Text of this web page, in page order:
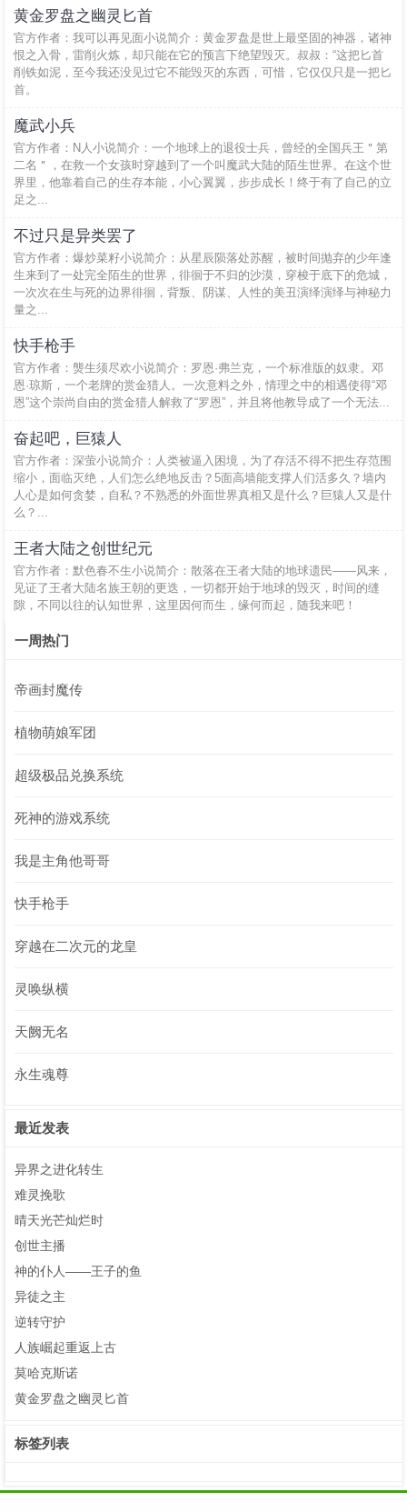
黄金罗盘之幽灵匕首
官方作者：我可以再见面小说简介：黄金罗盘是世上最坚固的神器，诸神
恨之入骨，雷削火炼，却只能在它的预言下绝望毁灭。叔叔：“这把匕首
削铁如泥，至今我还没见过它不能毁灭的东西，可惜，它仅仅只是一把匕
首。
魔武小兵
官方作者：N人小说简介：一个地球上的退役士兵，曾经的全国兵王＂第
二名＂，在救一个女孩时穿越到了一个叫魔武大陆的陌生世界。在这个世
界里，他靠着自己的生存本能，小心翼翼，步步成长！终于有了自己的立
足之...
不过只是异类罢了
官方作者：爆炒菜籽小说简介：从星辰陨落处苏醒，被时间抛弃的少年逢
生来到了一处完全陌生的世界，徘徊于不归的沙漠，穿梭于底下的危城，
一次次在生与死的边界徘徊，背叛、阴谋、人性的美丑演绎演绎与神秘力
量之...
快手枪手
官方作者：熋生须尽欢小说简介：罗恩·弗兰克，一个标准版的奴隶。邓
恩·琼斯，一个老牌的赏金猎人。一次意料之外，情理之中的相遇使得“邓
恩”这个崇尚自由的赏金猎人解救了“罗恩”，并且将他教导成了一个无法...
奋起吧，巨猿人
官方作者：深萤小说简介：人类被逼入困境，为了存活不得不把生存范围
缩小，面临灭绝，人们怎么绝地反击？5面高墙能支撑人们活多久？墙内
人心是如何贪婪，自私？不熟悉的外面世界真相又是什么？巨猿人又是什
么？...
王者大陆之创世纪元
官方作者：默色春不生小说简介：散落在王者大陆的地球遗民——风来，
见证了王者大陆名族王朝的更迭，一切都开始于地球的毁灭，时间的缝
隙，不同以往的认知世界，这里因何而生，缘何而起，随我来吧！
一周热门
帝画封魔传
植物萌娘军团
超级极品兑换系统
死神的游戏系统
我是主角他哥哥
快手枪手
穿越在二次元的龙皇
灵唤纵横
天阙无名
永生魂尊
最近发表
异界之进化转生
难灵挽歌
晴天光芒灿烂时
创世主播
神的仆人——王子的鱼
异徒之主
逆转守护
人族崛起重返上古
莫哈克斯诺
黄金罗盘之幽灵匕首
标签列表